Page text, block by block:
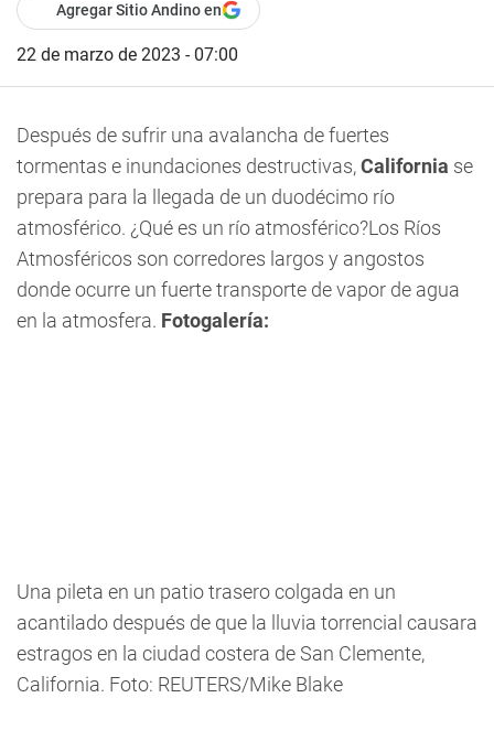
Agregar Sitio Andino en
22 de marzo de 2023 - 07:00
Después de sufrir una avalancha de fuertes
tormentas e inundaciones destructivas,California se
prepara para la llegada de un duodécimo río
atmosférico. ¿Qué es un río atmosférico?Los Ríos
Atmosféricos son corredores largos y angostos
donde ocurre un fuerte transporte de vapor de agua
en la atmosfera. Fotogalería:
Una pileta en un patio trasero colgada en un
acantilado después de que la lluvia torrencial causara
estragos en la ciudad costera de San Clemente,
California. Foto: REUTERS/Mike Blake